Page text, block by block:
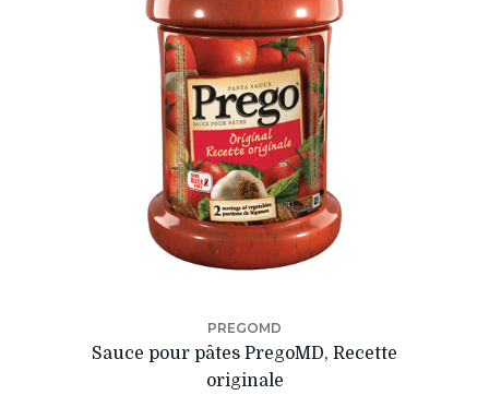
PREGOMD
Sauce pour pâtes PregoMD, Recette
originale